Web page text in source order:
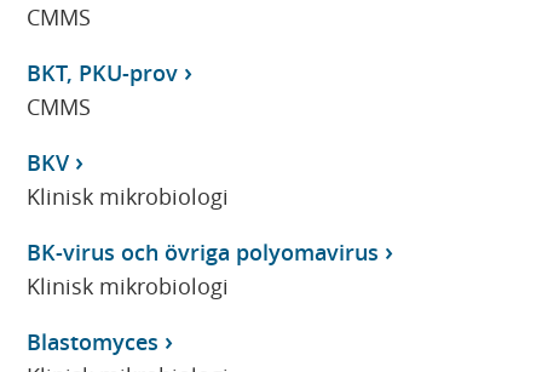
CMMS
BKT, PKU-prov
CMMS
BKV
Klinisk mikrobiologi
BK-virus och övriga polyomavirus
Klinisk mikrobiologi
Blastomyces